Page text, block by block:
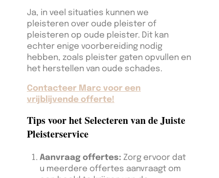
Ja, in veel situaties kunnen we
pleisteren over oude pleister of
pleisteren op oude pleister. Dit kan
echter enige voorbereiding nodig
hebben, zoals pleister gaten opvullen en
het herstellen van oude schades.
Contacteer Marc voor een
vrijblijvende offerte!
Tips voor het Selecteren van de Juiste
Pleisterservice
Aanvraag offertes: Zorg ervoor dat
u meerdere offertes aanvraagt om